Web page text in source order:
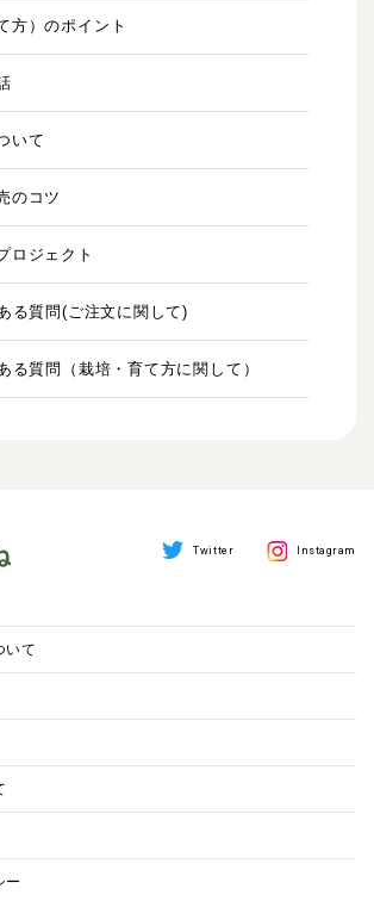
方）のポイント
いて
のコツ
ロジェクト
る質問(ご注文に関して)
る質問（栽培・育て方に関して）
Twitter Instagram
いて
ー